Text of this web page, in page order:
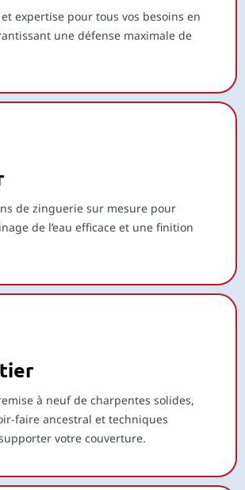
expertise pour tous vos besoins en
une défense maximale de
de zinguerie sur mesure pour
de l’eau efficace et une finition
à neuf de charpentes solides,
faire ancestral et techniques
votre couverture.